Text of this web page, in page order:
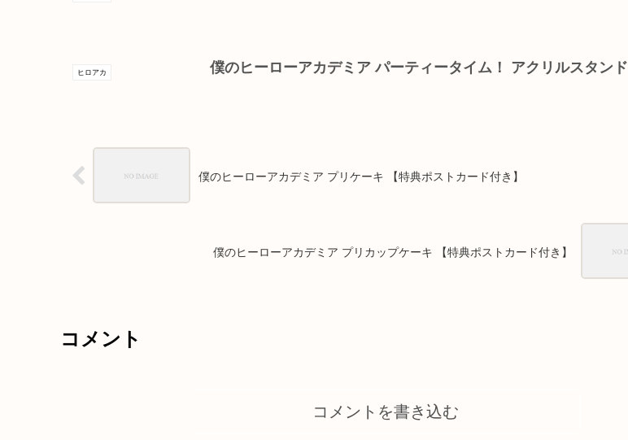
ヒロアカ 僕のヒーローアカデミア パーティータイム！ アクリルスタンド
僕のヒーローアカデミア プリケーキ 【特典ポストカード付き】
僕のヒーローアカデミア プリカップケーキ 【特典ポストカード付き】
コメント
コメントを書き込む